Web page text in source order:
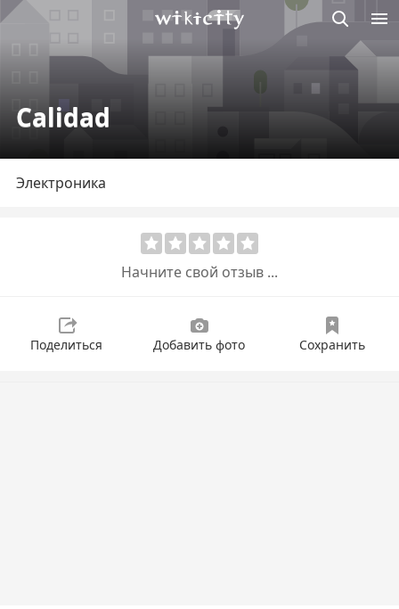
Calidad
Электроника
Начните свой отзыв ...
Поделиться Добавить фото Сохранить